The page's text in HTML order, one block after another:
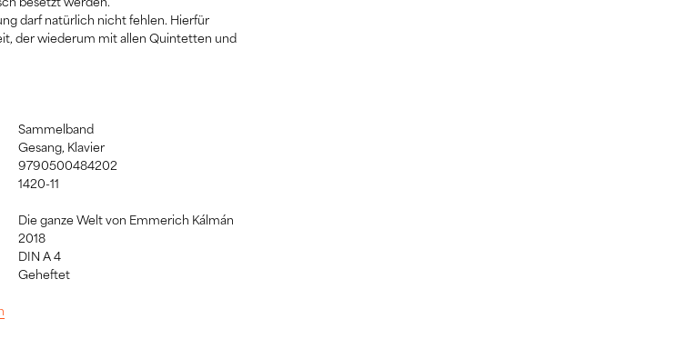
darf natürlich nicht fehlen. Hierfür
der wiederum mit allen Quintetten und
Sammelband
Gesang, Klavier
9790500484202
1420-11
Die ganze Welt von Emmerich Kálmán
2018
DIN A 4
Geheftet